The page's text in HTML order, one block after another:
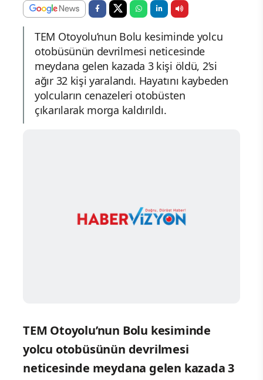
TEM Otoyolu’nun Bolu kesiminde yolcu
otobüsünün devrilmesi neticesinde
meydana gelen kazada 3 kişi öldü, 2’si
ağır 32 kişi yaralandı. Hayatını kaybeden
yolcuların cenazeleri otobüsten
çıkarılarak morga kaldırıldı.
TEM Otoyolu’nun Bolu kesiminde
yolcu otobüsünün devrilmesi
neticesinde meydana gelen kazada 3